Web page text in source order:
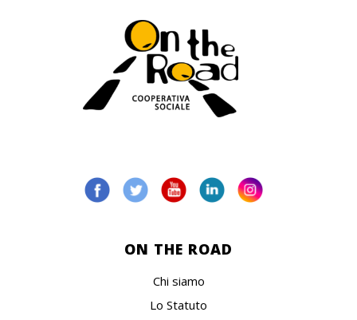
ON THE ROAD
Chi siamo
Lo Statuto